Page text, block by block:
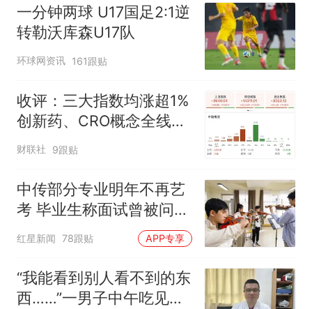
一分钟两球 U17国足2:1逆
转勒沃库森U17队
环球网资讯 161跟贴
收评：三大指数均涨超1%
创新药、CRO概念全线走
强
财联社 9跟贴
中传部分专业明年不再艺
考 毕业生称面试曾被问
“如何策划晚会” 专家：遏
红星新闻 78跟贴 APP专享
“我能看到别人看不到的东
西……”一男子中午吃见手